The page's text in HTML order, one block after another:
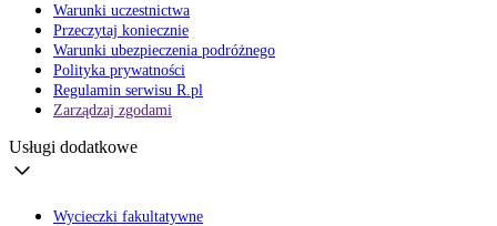
Warunki uczestnictwa
Przeczytaj koniecznie
Warunki ubezpieczenia podróżnego
Polityka prywatności
Regulamin serwisu R.pl
Zarządzaj zgodami
Usługi dodatkowe
Wycieczki fakultatywne